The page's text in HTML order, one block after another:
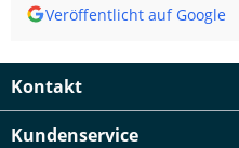
Veröffentlicht auf Google
Kontakt
Kundenservice